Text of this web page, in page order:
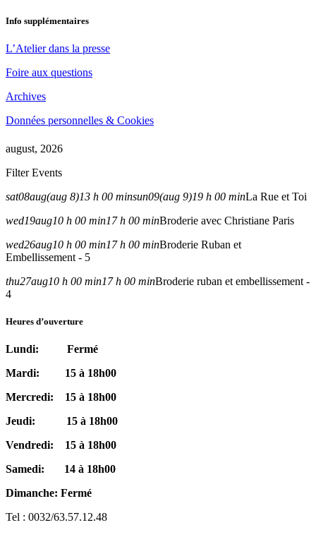
Info supplémentaires
L’Atelier dans la presse
Foire aux questions
Archives
Données personnelles & Cookies
august, 2026
Filter Events
sat08aug(aug 8)13 h 00 minsun09(aug 9)19 h 00 minLa Rue et Toi
wed19aug10 h 00 min17 h 00 minBroderie avec Christiane Paris
wed26aug10 h 00 min17 h 00 minBroderie Ruban et
Embellissement - 5
thu27aug10 h 00 min17 h 00 minBroderie ruban et embellissement -
4
Heures d’ouverture
Lundi: Fermé
Mardi: 15 à 18h00
Mercredi: 15 à 18h00
Jeudi: 15 à 18h00
Vendredi: 15 à 18h00
Samedi: 14 à 18h00
Dimanche: Fermé
Tel : 0032/63.57.12.48